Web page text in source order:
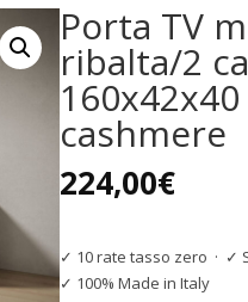
Porta TV
ribalta/2
cashmere
224,00€
✓ 10 rate tasso zero · ✓
✓ 100% Made in Italy